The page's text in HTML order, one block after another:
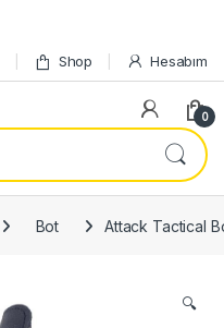
Shop Hesabım
0
Bot Attack Tactical
🔍